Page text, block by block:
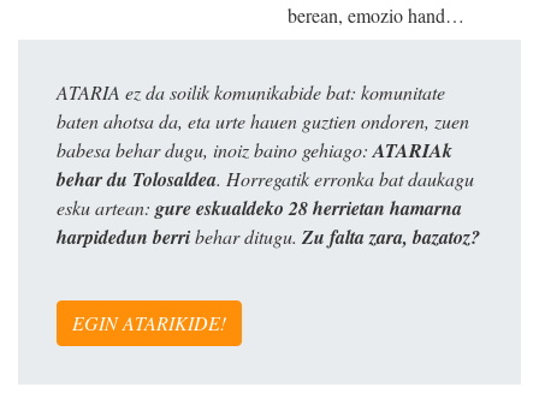
berean, emozio hand…
ATARIA ez da soilik komunikabide bat: komunitate
baten ahotsa da, eta urte hauen guztien ondoren, zuen
babesa behar dugu, inoiz baino gehiago: ATARIAk
behar du Tolosaldea. Horregatik erronka bat daukagu
esku artean: gure eskualdeko 28 herrietan hamarna
harpidedun berribehar ditugu. Zu falta zara, bazatoz?
EGIN ATARIKIDE!